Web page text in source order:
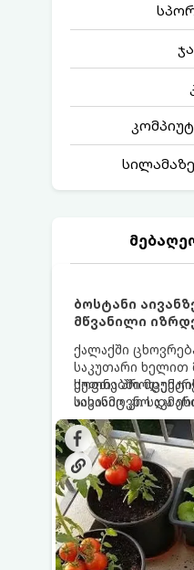
ბოსტანი
მწვანილი
ქალაქში
საკუთარი
სუფთა
აივანიც კი
მოიწყოთ მინი-
ყოველდღიურად
და ბოსტნეულს
ქოთნებში
სასიამოვნო და
იცოდეთ, რომელი
ქოთნის
მოუაროთ მათ